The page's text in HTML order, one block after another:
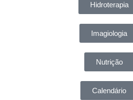
Hidroterapia
Imagiologia
Nutrição
Calendário